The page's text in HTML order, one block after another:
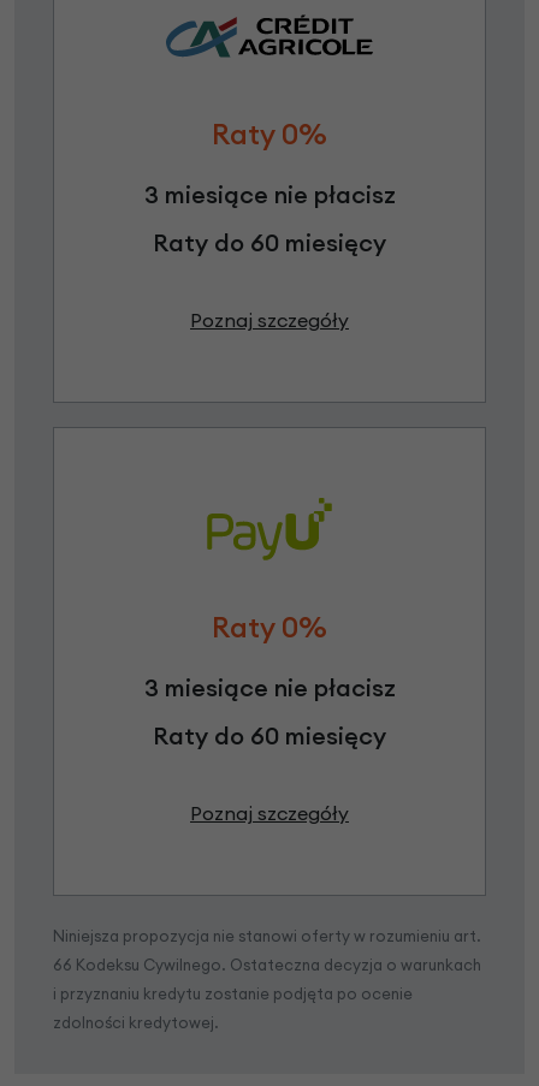
Raty 0%
3 miesiące nie płacisz
Raty do 60 miesięcy
Poznaj szczegóły
Raty 0%
3 miesiące nie płacisz
Raty do 60 miesięcy
Poznaj szczegóły
Niniejsza propozycja nie stanowi oferty w rozumieniu art.
66 Kodeksu Cywilnego. Ostateczna decyzja o warunkach
i przyznaniu kredytu zostanie podjęta po ocenie
zdolności kredytowej.